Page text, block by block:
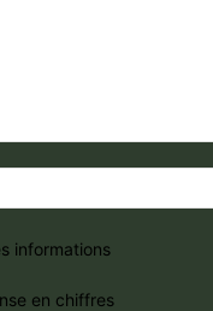
informations
en chiffres